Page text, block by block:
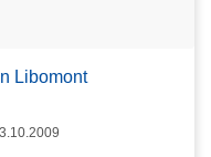
Libomont